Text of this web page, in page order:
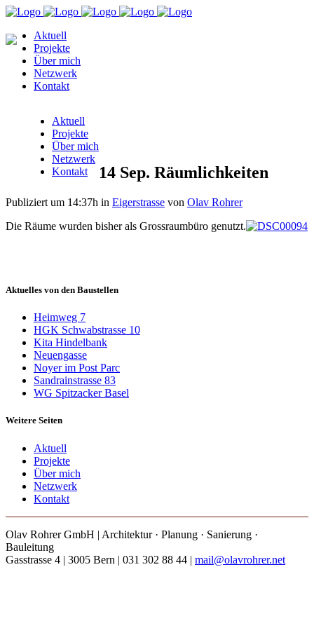
Aktuell
Projekte
Über mich
Netzwerk
Kontakt
Aktuell
Projekte
Über mich
Netzwerk
Kontakt
14 Sep. Räumlichkeiten
Publiziert um 14:37h in Eigerstrasse von Olav Rohrer
Die Räume wurden bisher als Grossraumbüro genutzt.
Aktuelles von den Baustellen
Heimweg 7
HGK Schwabstrasse 10
Kita Hindelbank
Neuengasse
Noyer im Post Parc
Sandrainstrasse 83
WG Spitzacker Basel
Weitere Seiten
Aktuell
Projekte
Über mich
Netzwerk
Kontakt
Olav Rohrer GmbH | Architektur · Planung · Sanierung ·
Bauleitung
Gasstrasse 4 | 3005 Bern | 031 302 88 44 | mail@olavrohrer.net